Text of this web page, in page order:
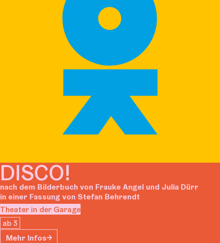
DISCO!
nach dem Bilderbuch von Frauke Angel und Julia Dürr
in einer Fassung von Stefan Behrendt
Theater in der Garage
ab 3
Mehr Infos